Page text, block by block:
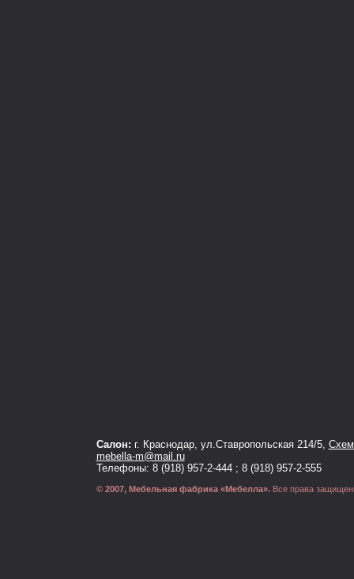
Салон: г. Краснодар, ул.Ставропольская 214/5,
mebella-m@mail.ru
Телефоны: 8 (918) 957-2-444 ; 8 (918) 957-2-555
© 2007, Мебельная фабрика «Мебелла».Все права